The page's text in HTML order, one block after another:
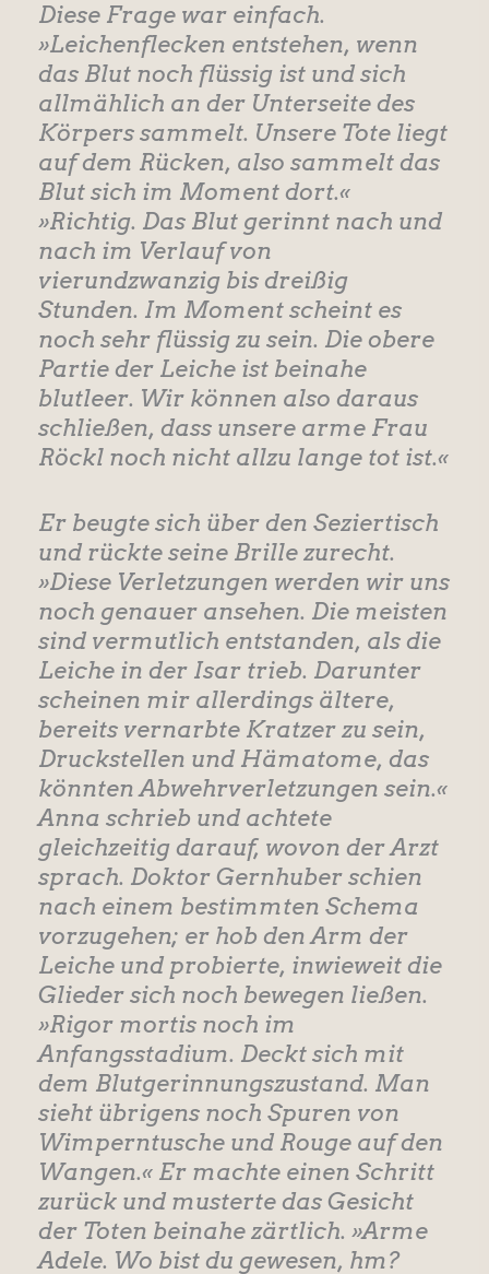
Diese Frage war einfach.
»Leichenflecken entstehen, wenn
das Blut noch flüssig ist und sich
allmählich an der Unterseite des
Körpers sammelt. Unsere Tote liegt
auf dem Rücken, also sammelt das
Blut sich im Moment dort.«
»Richtig. Das Blut gerinnt nach und
nach im Verlauf von
vierundzwanzig bis dreißig
Stunden. Im Moment scheint es
noch sehr flüssig zu sein. Die obere
Partie der Leiche ist beinahe
blutleer. Wir können also daraus
schließen, dass unsere arme Frau
Röckl noch nicht allzu lange tot ist.«
Er beugte sich über den Seziertisch
und rückte seine Brille zurecht.
»Diese Verletzungen werden wir uns
noch genauer ansehen. Die meisten
sind vermutlich entstanden, als die
Leiche in der Isar trieb. Darunter
scheinen mir allerdings ältere,
bereits vernarbte Kratzer zu sein,
Druckstellen und Hämatome, das
könnten Abwehrverletzungen sein.«
Anna schrieb und achtete
gleichzeitig darauf, wovon der Arzt
sprach. Doktor Gernhuber schien
nach einem bestimmten Schema
vorzugehen; er hob den Arm der
Leiche und probierte, inwieweit die
Glieder sich noch bewegen ließen.
»Rigor mortis noch im
Anfangsstadium. Deckt sich mit
dem Blutgerinnungszustand. Man
sieht übrigens noch Spuren von
Wimperntusche und Rouge auf den
Wangen.« Er machte einen Schritt
zurück und musterte das Gesicht
der Toten beinahe zärtlich. »Arme
Adele. Wo bist du gewesen, hm?